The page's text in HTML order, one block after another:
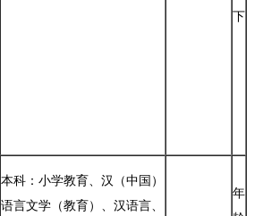
下
本科：小学教育、汉（中国）
语言文学（教育）、汉语言、
年